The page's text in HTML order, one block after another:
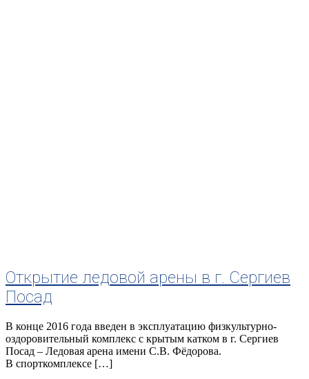
Открытие ледовой арены в г. Сергиев
Посад
В конце 2016 года введен в эксплуатацию физкультурно-
оздоровительный комплекс с крытым катком в г. Сергиев
Посад – Ледовая арена имени С.В. Фёдорова.
В спорткомплексе […]